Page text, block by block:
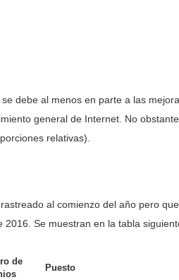
debe al menos en parte a las
general de Internet. No
relativas).
al comienzo del año pero
Se muestran en la tabla
de
Puesto